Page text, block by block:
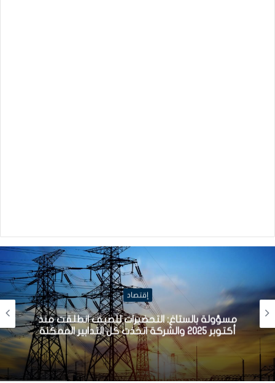
إقتصاد
مسؤولة بالستاغ: التحضيرات للصيف انطلقت منذ
أكتوبر 2025 والشركة اتخذت كل التدابير الممكنة